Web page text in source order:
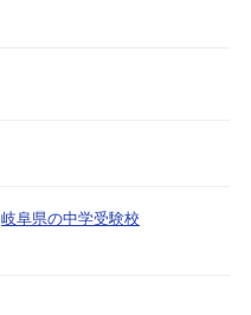
岐阜県の中学受験校